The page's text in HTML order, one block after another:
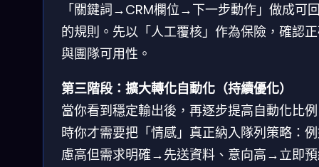
「關鍵詞→CRM欄位→下一步動作」做成可
的規則。先以「人工覆核」作為保險，確認
與團隊可用性。
第三階段：擴大轉化自動化（持續優化）
當你看到穩定輸出後，再逐步提高自動化比
時你才需要把「情感」真正納入隊列策略：
慮高但需求明確→先送資料、意向高→立即